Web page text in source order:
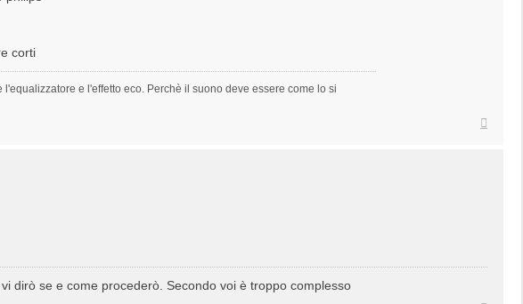
corti
e l'effetto eco. Perchè il suono deve essere come lo si
dirò se e come procederò. Secondo voi è troppo complesso